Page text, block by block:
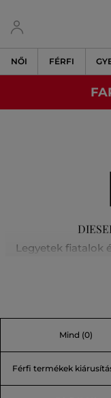
NŐI FÉRFI
Legyetek fiatalok
Olaszország
életstílus?
Mind (0)
Férfi termékek